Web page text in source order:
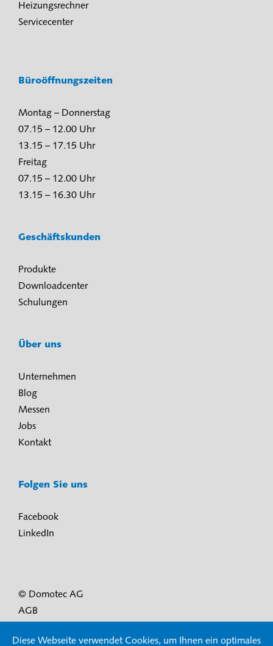
Diese Webseite verwendet Cookies, um Ihnen ein optimales
Heizungsrechner
Servicecenter
Büroöffnungszeiten
Montag – Donnerstag
07.15 – 12.00 Uhr
13.15 – 17.15 Uhr
Freitag
07.15 – 12.00 Uhr
13.15 – 16.30 Uhr
Geschäftskunden
Produkte
Downloadcenter
Schulungen
Über uns
Unternehmen
Blog
Messen
Jobs
Kontakt
Folgen Sie uns
Facebook
LinkedIn
© Domotec AG
AGB
Impressum